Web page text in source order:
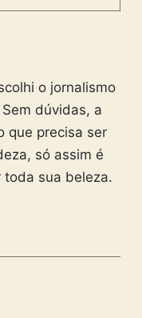
o jornalismo
dúvidas, a
que precisa ser
só assim é
toda sua beleza.